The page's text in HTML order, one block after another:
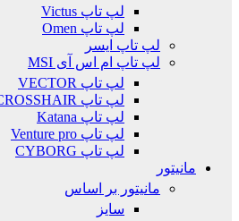
لپ تاپ Victus
لپ تاپ Omen
لپ تاپ ایسر
لپ تاپ ام اس آی MSI
لپ تاپ VECTOR
لپ تاپ CROSSHAIR
لپ تاپ Katana
لپ تاپ Venture pro
لپ تاپ CYBORG
مانیتور
مانیتور بر اساس
سایز